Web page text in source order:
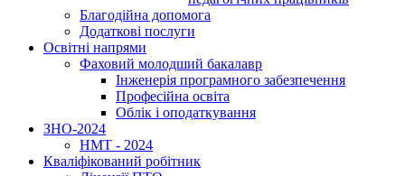
Благодійна допомога
Додаткові послуги
Освітні напрями
Фаховий молодший бакалавр
Інженерія програмного забезпечення
Професійна освіта
Облік і оподаткування
ЗНО-2024
НМТ - 2024
Кваліфікований робітник